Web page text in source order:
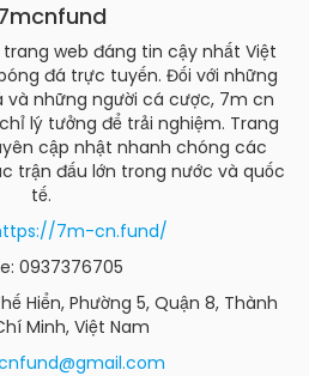
web đáng tin cậy nhất Việt
đá trực tuyến. Đối với những
những người cá cược, 7m cn
lý tưởng để trải nghiệm. Trang
cập nhật nhanh chóng các
trận đấu lớn trong nước và quốc
tế.
7m-cn.fund/
0937376705
Hiển, Phường 5, Quận 8, Thành
Minh, Việt Nam